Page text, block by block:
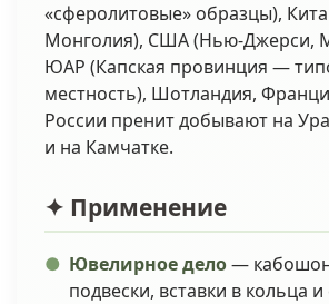
«сферолитовые» образцы),
Монголия), США (Нью-Джерси,
ЮАР (Капская провинция —
местность), Шотландия,
России пренит добывают на
и на Камчатке.
✦ Применение
Ювелирное дело—
подвески, вставки в кольца и